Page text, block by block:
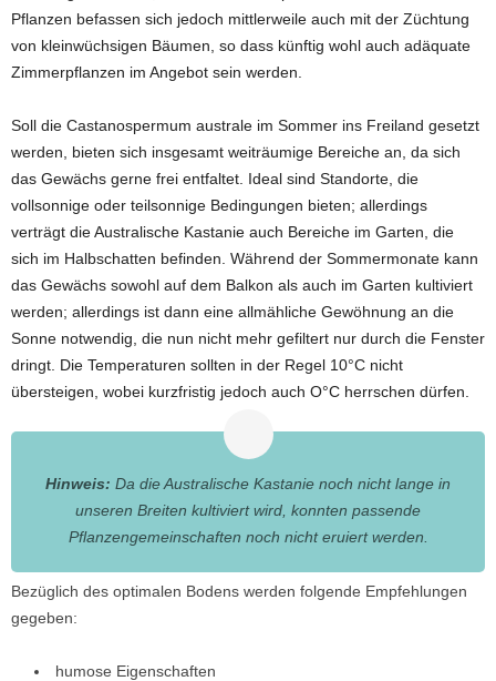
Pflanzen befassen sich jedoch mittlerweile auch mit der Züchtung
von kleinwüchsigen Bäumen, so dass künftig wohl auch adäquate
Zimmerpflanzen im Angebot sein werden.
Soll die Castanospermum australe im Sommer ins Freiland gesetzt
werden, bieten sich insgesamt weiträumige Bereiche an, da sich
das Gewächs gerne frei entfaltet. Ideal sind Standorte, die
vollsonnige oder teilsonnige Bedingungen bieten; allerdings
verträgt die Australische Kastanie auch Bereiche im Garten, die
sich im Halbschatten befinden. Während der Sommermonate kann
das Gewächs sowohl auf dem Balkon als auch im Garten kultiviert
werden; allerdings ist dann eine allmähliche Gewöhnung an die
Sonne notwendig, die nun nicht mehr gefiltert nur durch die Fenster
dringt. Die Temperaturen sollten in der Regel 10°C nicht
übersteigen, wobei kurzfristig jedoch auch O°C herrschen dürfen.
Hinweis: Da die Australische Kastanie noch nicht lange in
unseren Breiten kultiviert wird, konnten passende
Pflanzengemeinschaften noch nicht eruiert werden.
Bezüglich des optimalen Bodens werden folgende Empfehlungen
gegeben:
humose Eigenschaften